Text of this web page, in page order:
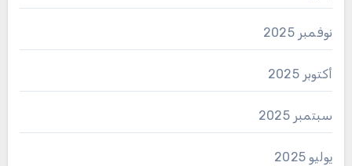
نوفمبر 2025
أكتوبر 2025
سبتمبر 2025
يوليو 2025